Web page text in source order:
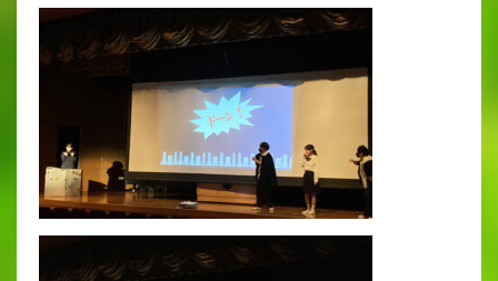
出願時申請書類ダウンロード
帰国子女・転編入試験募集要項
入学金・学費
特待生・学費減免制度